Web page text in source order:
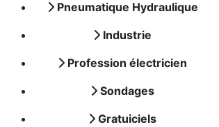
Pneumatique Hydraulique
Industrie
Profession électricien
Sondages
Gratuiciels